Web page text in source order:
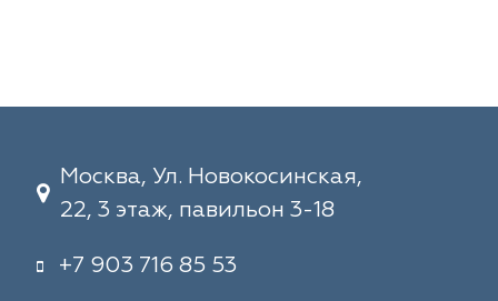
Москва, Ул. Новокосинская,
22, 3 этаж, павильон 3-18
+7 903 716 85 53